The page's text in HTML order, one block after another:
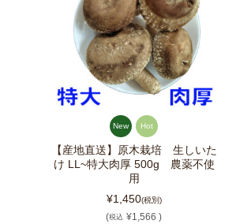
New Hot
【産地直送】原木栽培 生しいた
け LL~特大肉厚 500g 農薬不使
用
¥1,450(税別)
(税込 ¥1,566 )